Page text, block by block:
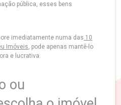
pública, esses bens
imediatamente numa das 10
Imóveis, pode apenas mantê-lo
e lucrativa.
ou